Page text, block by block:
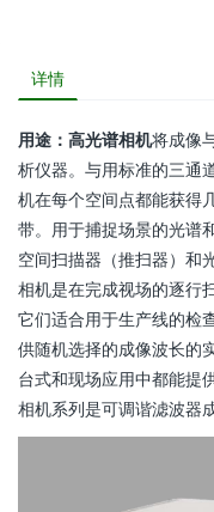
详情
用途：高光谱相机将成像
析仪器。与用标准的三通
机在每个空间点都能获得
带。用于捕捉场景的光谱
空间扫描器（推扫器）和
相机是在完成视场的逐行
它们适合用于生产线的检
供随机选择的成像波长的
台式和现场应用中都能提
相机系列是可调谐滤波器